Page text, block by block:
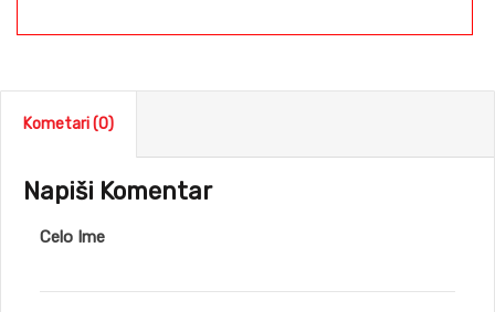
Kometari (0)
Napiši Komentar
Celo Ime